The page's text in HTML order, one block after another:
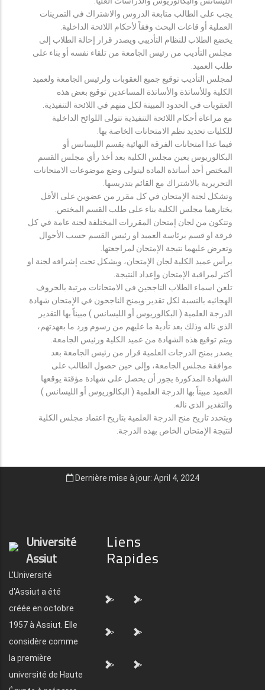
يجب على الطالب متابعة الدروس والاشتراك في التمرينات
العملية أو قاعات البحث وفقاً لأحكام اللائحة الداخلية.
يخضع الطلاب للنظام التأديبي ويصدر قرار إحالة الطلاب إلى
مجلس التأديب من رئيس الجامعة من تلقاء نفسه أو بناء على
طلب العميد.
لمجلس التأديب توقيع جميع العقوبات ولرئيس الجامعة ولعميد
الكلية وللأساتذة والأساتذة المساعدين توقيع بعض هذه
العقوبات في الحدود المبينة لكل منهم في اللائحة التنفيذية.
مع مراعاة أحكام اللائحة التنفيذية تتولى اللوائح الداخلية
للكليات تحديد نظم الامتحانات الخاصة بها.
فيما عدا امتحانات الفرقة النهائية بقسم الليسانس أو
البكالوريوس يعين مجلس الكلية بعد أخذ رأي مجلس القسم
المختص أحد أساتذة المادة ليتولى وضع موضوعات الامتحانات
التحريرية بالاشتراك مع القائم بتدريسها.
وتشكل لجنة الإمتحان في كل مقرر من عضوين على الأقل
يختارهما مجلس الكلية بناء على طلب القسم المختص.
وتتكون من لجان إمتحان المقررات المختلفة لجنة عامة في كل
فرقة او قسم برئاسة العميد او رئيس القسم حسب الأحوال
وتعرض عليهما نتيجة الإمتحان لمراجعتها.
يرأس عميد الكلية لجان الإمتحان، ويشكل تحت إشرافه لجنة او
أكثر لمراقبة الإمتحان وإعداد النتيجة.
تلعن اسماء الطلاب الناجحين فى الامتحانات مرتبة بالحروف
الهجائيه بالنسبة لكل تقدير ويمنح الناجحون في الإمتحان شهادة
الدرجة العلمية ( البكالوريوس أو الليسانس ) مبيناً بها التقدير
الذي ناله وذلك بعد تأدية ما عليهم من رسوم ورد ما بعهدتهم،
ويتم توقيع هذه الشهادة من عميد الكلية ورئيس الجامعة.
يصدر بمنح الدرجات العلمية قرار من رئيس الجامعة بعد
موافقة مجلس الجامعة، وإلى حين حصول الطالب على
الشهادة المذكورة يجوز أن يحصل على شهادة مؤقتة يوقعها
العميد مبيناً بها الدرجة العلمية ( البكالوريوس أو الليسانس )
والتقدير الذي ناله.
ويتحدد تاريخ منح الدرجة العلمية بتاريخ اعتماد مجلس الكلية
لنتيجة الإمتحان الخاص بهذه الدرجة.
Dernière mise à jour: April 4, 2024
Université
Assiut
L'Université
d'Assiut a été
créée en octobre
1957 à Assiut. Elle
considère comme
la première
université de Haute
Liens
Rapides
"> ">
"> ">
"> ">